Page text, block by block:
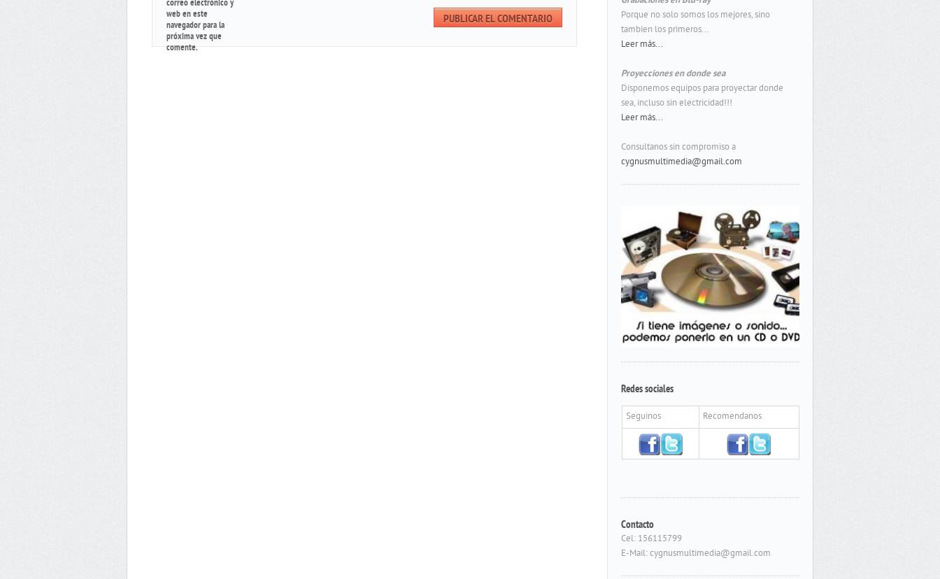
correo electrónico y
web en este
navegador para la
próxima vez que
comente.
Porque no solo somos los mejores, sino
tambien los primeros...
Leer más...
Proyecciones en donde sea
Disponemos equipos para proyectar donde
sea, incluso sin electricidad!!!
Leer más...
Consultanos sin compromiso a
cygnusmultimedia@gmail.com
Redes sociales
Seguinos Recomendanos
Cel: 156115799